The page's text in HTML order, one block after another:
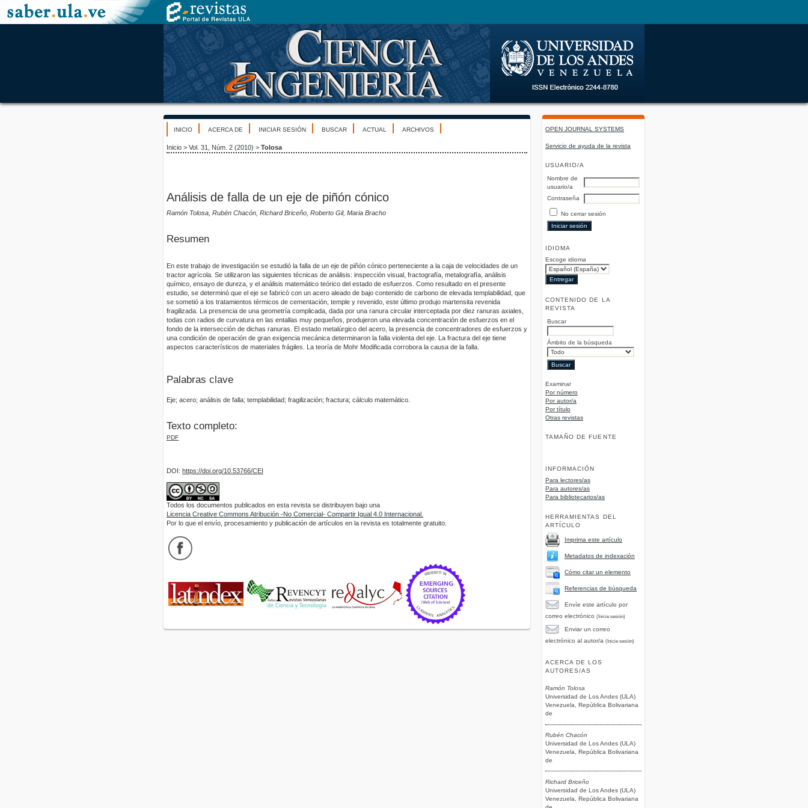
OPEN JOURNAL SYSTEMS
Servicio de ayuda de la revista
USUARIO/A
Nombre de
usuario/a
Contraseña
No cerrar sesión
IDIOMA
Escoge idioma
CONTENIDO DE LA
REVISTA
Buscar
Ámbito de la búsqueda
Examinar
Por número
Por autor/a
Por título
Otras revistas
TAMAÑO DE FUENTE
INFORMACIÓN
Para lectores/as
Para autores/as
Para bibliotecarios/as
HERRAMIENTAS DEL
ARTÍCULO
Imprima este artículo
Metadatos de indexación
Cómo citar un elemento
Referencias de búsqueda
Envíe este artículo por
correo electrónico (Inicie sesión)
Enviar un correo
electrónico al autor/a (Inicie sesión)
ACERCA DE LOS
AUTORES/AS
Ramón Tolosa
Universidad de Los Andes (ULA)
Venezuela, República Bolivariana
de
Rubén Chacón
Universidad de Los Andes (ULA)
Venezuela, República Bolivariana
de
Richard Briceño
Universidad de Los Andes (ULA)
Venezuela, República Bolivariana
INICIO ACERCA DE INICIAR SESIÓN BUSCAR ACTUAL ARCHIVOS
Inicio > Vol. 31, Núm. 2 (2010) > Tolosa
Análisis de falla de un eje de piñón cónico
Ramón Tolosa, Rubén Chacón, Richard Briceño, Roberto Gil, Maria Bracho
Resumen
En este trabajo de investigación se estudió la falla de un eje de piñón cónico perteneciente a la caja de velocidades de un
tractor agrícola. Se utilizaron las siguientes técnicas de análisis: inspección visual, fractografía, metalografía, análisis
químico, ensayo de dureza, y el análisis matemático teórico del estado de esfuerzos. Como resultado en el presente
estudio, se determinó que el eje se fabricó con un acero aleado de bajo contenido de carbono de elevada templabilidad, que
se sometió a los tratamientos térmicos de cementación, temple y revenido, este último produjo martensita revenida
fragilizada. La presencia de una geometría complicada, dada por una ranura circular interceptada por diez ranuras axiales,
todas con radios de curvatura en las entallas muy pequeños, produjeron una elevada concentración de esfuerzos en el
fondo de la intersección de dichas ranuras. El estado metalúrgico del acero, la presencia de concentradores de esfuerzos y
una condición de operación de gran exigencia mecánica determinaron la falla violenta del eje. La fractura del eje tiene
aspectos característicos de materiales frágiles. La teoría de Mohr Modificada corrobora la causa de la falla.
Palabras clave
Eje; acero; análisis de falla; templabilidad; fragilización; fractura; cálculo matemático.
Texto completo:
PDF
DOI: https://doi.org/10.53766/CEI
Todos los documentos publicados en esta revista se distribuyen bajo una
Licencia Creative Commons Atribución -No Comercial- Compartir Igual 4.0 Internacional.
Por lo que el envío, procesamiento y publicación de artículos en la revista es totalmente gratuito.